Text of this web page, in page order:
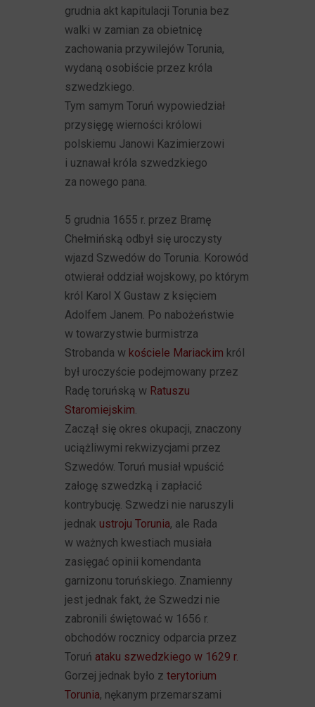
grudnia akt kapitulacji Torunia bez
walki w zamian za obietnicę
zachowania przywilejów Torunia,
wydaną osobiście przez króla
szwedzkiego.
Tym samym Toruń wypowiedział
przysięgę wierności królowi
polskiemu Janowi Kazimierzowi
i uznawał króla szwedzkiego
za nowego pana.
5 grudnia 1655 r. przez Bramę
Chełmińską odbył się uroczysty
wjazd Szwedów do Torunia. Korowód
otwierał oddział wojskowy, po którym
król Karol X Gustaw z księciem
Adolfem Janem. Po nabożeństwie
w towarzystwie burmistrza
Strobanda w kościele Mariackim król
był uroczyście podejmowany przez
Radę toruńską w Ratuszu
Staromiejskim.
Zaczął się okres okupacji, znaczony
uciążliwymi rekwizycjami przez
Szwedów. Toruń musiał wpuścić
załogę szwedzką i zapłacić
kontrybucję. Szwedzi nie naruszyli
jednak ustroju Torunia, ale Rada
w ważnych kwestiach musiała
zasięgać opinii komendanta
garnizonu toruńskiego. Znamienny
jest jednak fakt, że Szwedzi nie
zabronili świętować w 1656 r.
obchodów rocznicy odparcia przez
Toruń ataku szwedzkiego w 1629 r.
Gorzej jednak było zterytorium
Torunia, nękanym przemarszami